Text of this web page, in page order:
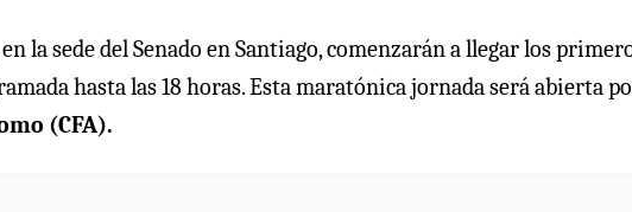
la sede del Senado en Santiago, comenzarán a llegar los
hasta las 18 horas. Esta maratónica jornada será abierta
(CFA).